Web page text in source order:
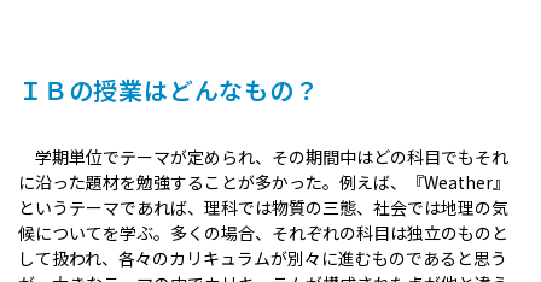
ＩＢの授業はどんなもの？
学期単位でテーマが定められ、その期間中はどの科目でもそれ
に沿った題材を勉強することが多かった。例えば、『Weather』
というテーマであれば、理科では物質の三態、社会では地理の気
候についてを学ぶ。多くの場合、それぞれの科目は独立のものと
して扱われ、各々のカリキュラムが別々に進むものであると思う